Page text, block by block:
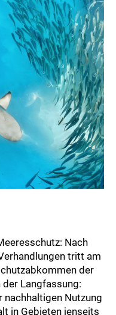
Nach
tritt am
der
Langfassung:
nachhaltigen Nutzung
in Gebieten jenseits